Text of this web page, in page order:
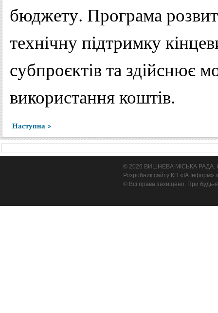
бюджету. Програма
технічну підтримку
субпроєктів та здійснює
використання коштів.
Наступна >
© 2026 ВИШНЕВА МІСЬКА РАДА.
Розробник сайту КП «ІА Інформ»
© Всі права захищено. При будь-